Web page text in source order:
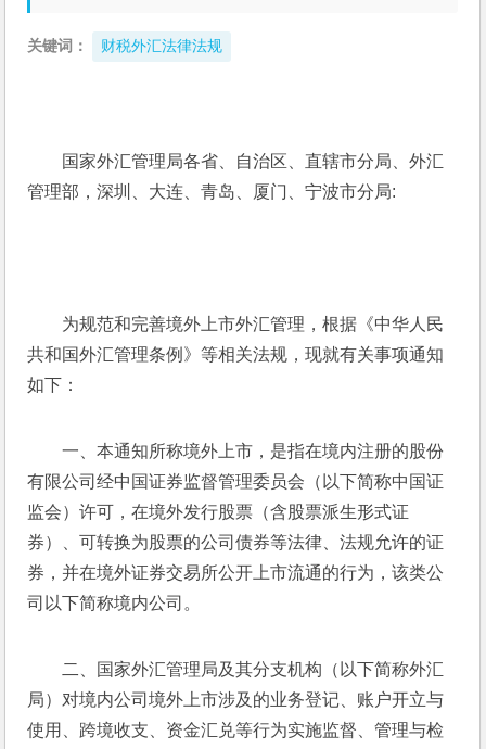
关键词： 财税外汇法律法规
国家外汇管理局各省、自治区、直辖市分局、外汇
管理部，深圳、大连、青岛、厦门、宁波市分局:
为规范和完善境外上市外汇管理，根据《中华人民
共和国外汇管理条例》等相关法规，现就有关事项通知
如下：
一、本通知所称境外上市，是指在境内注册的股份
有限公司经中国证券监督管理委员会（以下简称中国证
监会）许可，在境外发行股票（含股票派生形式证
券）、可转换为股票的公司债券等法律、法规允许的证
券，并在境外证券交易所公开上市流通的行为，该类公
司以下简称境内公司。
二、国家外汇管理局及其分支机构（以下简称外汇
局）对境内公司境外上市涉及的业务登记、账户开立与
使用、跨境收支、资金汇兑等行为实施监督、管理与检